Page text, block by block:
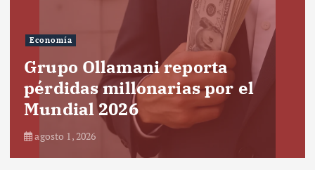
Economía
Grupo Ollamani reporta
pérdidas millonarias por el
Mundial 2026
agosto 1, 2026